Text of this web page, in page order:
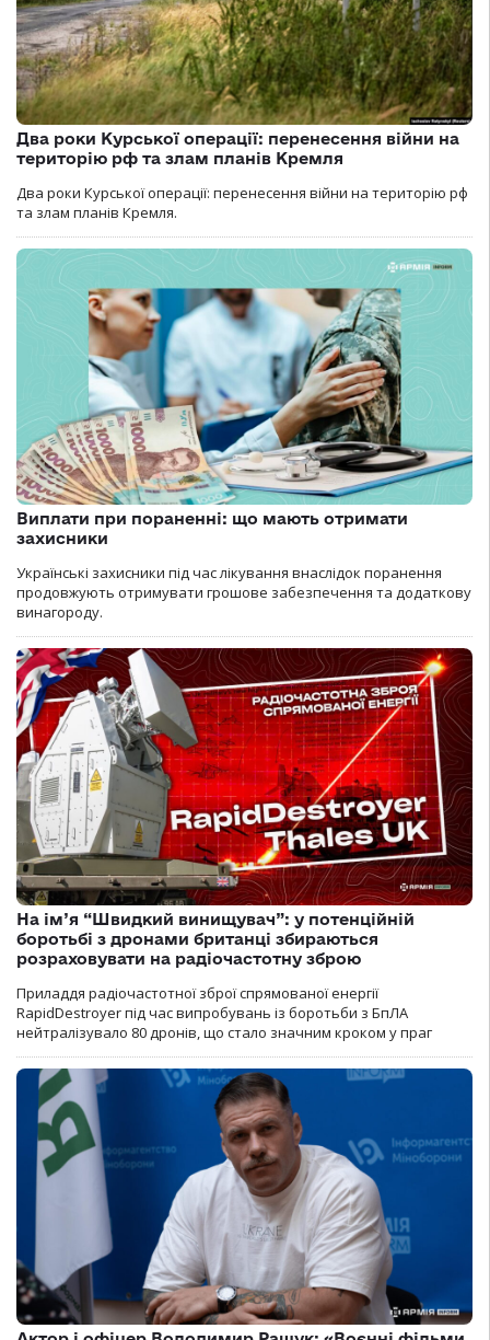
Два роки Курської операції: перенесення війни на
територію рф та злам планів Кремля
Два роки Курської операції: перенесення війни на територію рф
та злам планів Кремля.
Виплати при пораненні: що мають отримати
захисники
Українські захисники під час лікування внаслідок поранення
продовжують отримувати грошове забезпечення та додаткову
винагороду.
На ім’я “Швидкий винищувач”: у потенційній
боротьбі з дронами британці збираються
розраховувати на радіочастотну зброю
Приладдя радіочастотної зброї спрямованої енергії
RapidDestroyer під час випробувань із боротьби з БпЛА
нейтралізувало 80 дронів, що стало значним кроком у праг